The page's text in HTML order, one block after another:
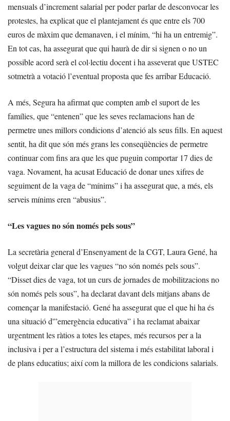
mensuals d’increment salarial per poder parlar de desconvocar les
protestes, ha explicat que el plantejament és que entre els 700
euros de màxim que demanaven, i el mínim, “hi ha un entremig”.
En tot cas, ha assegurat que qui haurà de dir si signen o no un
possible acord serà el col·lectiu docent i ha asseverat que USTEC
sotmetrà a votació l’eventual proposta que fes arribar Educació.
A més, Segura ha afirmat que compten amb el suport de les
famílies, que “entenen” que les seves reclamacions han de
permetre unes millors condicions d’atenció als seus fills. En aquest
sentit, ha dit que són més grans les conseqüències de permetre
continuar com fins ara que les que puguin comportar 17 dies de
vaga. Novament, ha acusat Educació de donar unes xifres de
seguiment de la vaga de “mínims” i ha assegurat que, a més, els
serveis mínims eren “abusius”.
“Les vagues no són només pels sous”
La secretària general d’Ensenyament de la CGT, Laura Gené, ha
volgut deixar clar que les vagues “no són només pels sous”.
“Disset dies de vaga, tot un curs de jornades de mobilitzacions no
són només pels sous”, ha declarat davant dels mitjans abans de
començar la manifestació. Gené ha assegurat que el que hi ha és
una situació d'”emergència educativa” i ha reclamat abaixar
urgentment les ràtios a totes les etapes, més recursos per a la
inclusiva i per a l’estructura del sistema i més estabilitat laboral i
de plans educatius; així com la millora de les condicions salarials.